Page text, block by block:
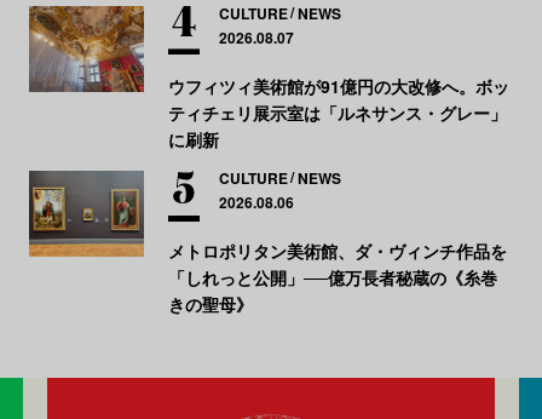
CULTURE NEWS
2026.08.07
ウフィツィ美術館が91億円の大改修へ。ボッ
ティチェリ展示室は「ルネサンス・グレー」
に刷新
CULTURE NEWS
2026.08.06
メトロポリタン美術館、ダ・ヴィンチ作品を
「しれっと公開」──億万長者秘蔵の《糸巻
きの聖母》